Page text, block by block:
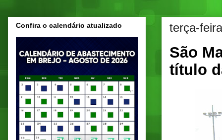
terça-
São
título
Confira o calendário atualizado